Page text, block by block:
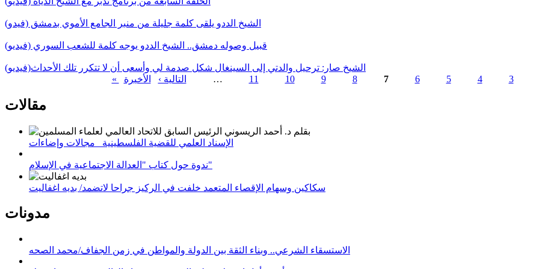
الشيخ الددو يلقى كلمة جليلة من منبر الجامع الأموي بدمشق (فيدو)
قبيل وصوله دمشق.. الشيخ الددو يوجه كلمة للشعب السوري (فيديو)
الشيخ صار: ترحيل والدتي إلى السينغال شكل صدمة لي وأسعى أن لا تتكرر تلك الأحداث(فيديو)
3
4
5
6
7
8
9
10
11
… التالية ›
مقالات
الإسناد العلمي للقضية الفلسطينية_ مجالات وإضاءات
ندوة حول كتاب "العدالة الاجتماعية في الإسلام"
سكاكين وسهام الإقصاء المتعمد خلفت في الركيز جراحا لاتضمد/ بديه اغفاليت
مدونات
الاستسقاء الشرعي.. وبناء الثقة بين الدولة والمواطن في زمن الجفاف/محمد الصحه